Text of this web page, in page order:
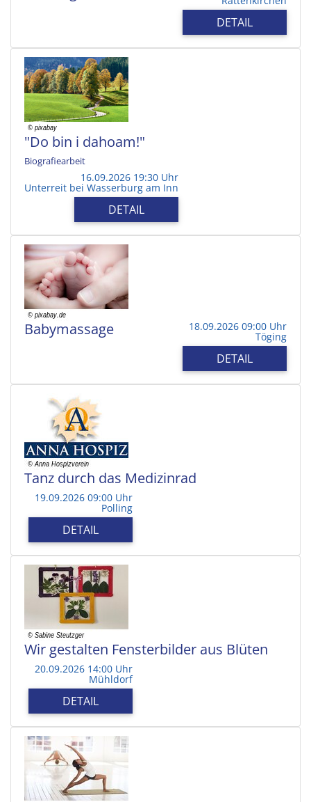
DETAIL
"Do bin i dahoam!"
Biografiearbeit
16.09.2026 19:30 Uhr
Unterreit bei Wasserburg am Inn
DETAIL
Babymassage 18.09.2026 09:00 Uhr
Töging
DETAIL
Tanz durch das Medizinrad
19.09.2026 09:00 Uhr
Polling
DETAIL
Wir gestalten Fensterbilder aus Blüten
20.09.2026 14:00 Uhr
Mühldorf
DETAIL